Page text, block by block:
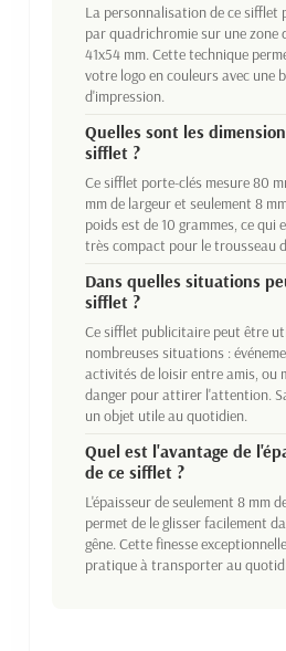
La personnalisation de ce sifflet
par quadrichromie sur une zone
41x54 mm. Cette technique
votre logo en couleurs avec une
d'impression.
Quelles sont les
sifflet ?
Ce sifflet porte-clés mesure 80
mm de largeur et seulement 8
poids est de 10 grammes, ce qui
très compact pour le trousseau
Dans quelles situations
sifflet ?
Ce sifflet publicitaire peut être
nombreuses situations :
activités de loisir entre amis, ou
danger pour attirer l'attention.
un objet utile au quotidien.
Quel est l'avantage de
de ce sifflet ?
L'épaisseur de seulement 8 mm
permet de le glisser facilement
gêne. Cette finesse
pratique à transporter au